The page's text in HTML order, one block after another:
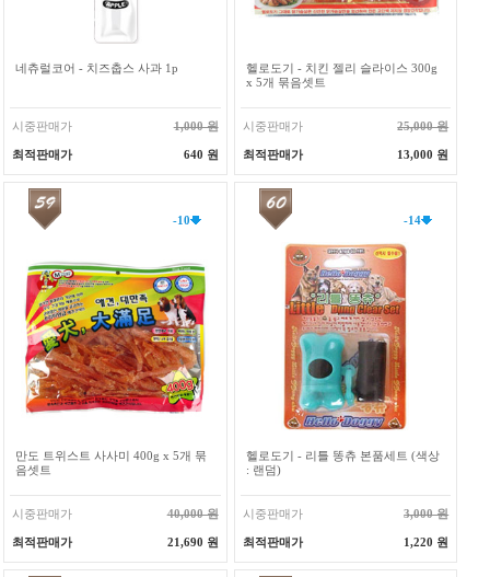
네츄럴코어 - 치즈춥스 사과 1p
시중판매가 1,000 원
최적판매가 640 원
헬로도기 - 치킨 젤리 슬라이스 300g
x 5개 묶음셋트
시중판매가 25,000 원
최적판매가 13,000 원
-10
만도 트위스트 사사미 400g x 5개 묶
음셋트
시중판매가 40,000 원
최적판매가 21,690 원
-14
헬로도기 - 리틀 똥츄 본품세트 (색상
: 랜덤)
시중판매가 3,000 원
최적판매가 1,220 원